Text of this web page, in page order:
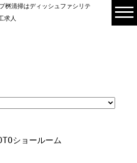
清掃はディッシュファシリテ
求人